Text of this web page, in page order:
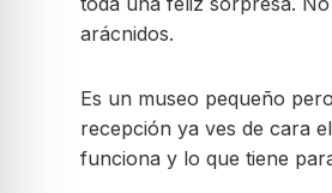
arácnidos.
Es un museo pequeño
recepción ya ves de cara
funciona y lo que tiene